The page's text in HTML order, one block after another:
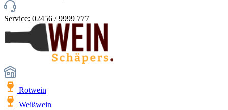
Service: 02456 / 9999 777
Rotwein
Weißwein